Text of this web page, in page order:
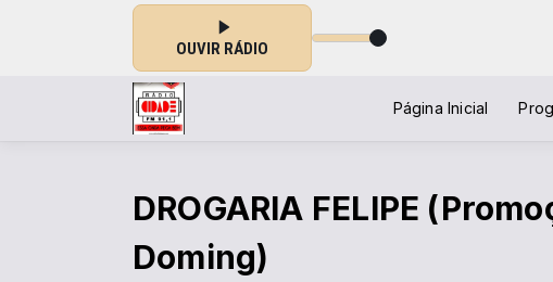
OUVIR RÁDIO
Página Inicial
DROGARIA FELIPE
Doming)